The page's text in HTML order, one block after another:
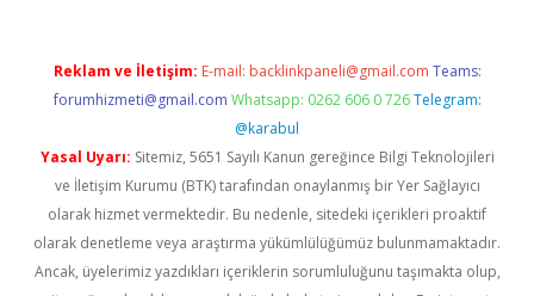
Reklam ve İletişim: E-mail: backlinkpaneli@gmail.com Teams:
forumhizmeti@gmail.com Whatsapp: 0262 606 0 726 Telegram:
@karabul
Yasal Uyarı: Sitemiz, 5651 Sayılı Kanun gereğince Bilgi Teknolojileri
ve İletişim Kurumu (BTK) tarafından onaylanmış bir Yer Sağlayıcı
olarak hizmet vermektedir. Bu nedenle, sitedeki içerikleri proaktif
olarak denetleme veya araştırma yükümlülüğümüz bulunmamaktadır.
Ancak, üyelerimiz yazdıkları içeriklerin sorumluluğunu taşımakta olup,